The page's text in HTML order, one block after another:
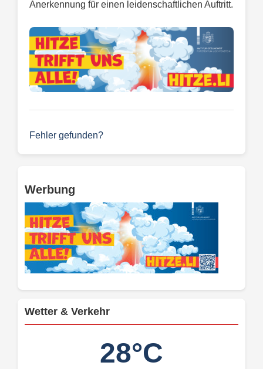
Anerkennung für einen leidenschaftlichen Auftritt.
Fehler gefunden?
Werbung
Wetter & Verkehr
28°C